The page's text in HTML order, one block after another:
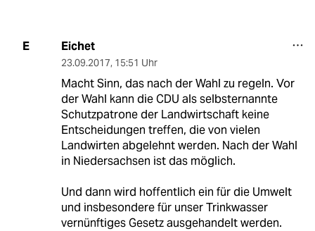
E Eichet
23.09.2017, 15:51 Uhr
Macht Sinn, das nach der Wahl zu regeln. Vor
der Wahl kann die CDU als selbsternannte
Schutzpatrone der Landwirtschaft keine
Entscheidungen treffen, die von vielen
Landwirten abgelehnt werden. Nach der Wahl
in Niedersachsen ist das möglich.
Und dann wird hoffentlich ein für die Umwelt
und insbesondere für unser Trinkwasser
vernünftiges Gesetz ausgehandelt werden.